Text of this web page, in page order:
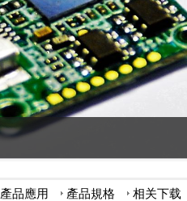
產品應用 產品規格 相关下载